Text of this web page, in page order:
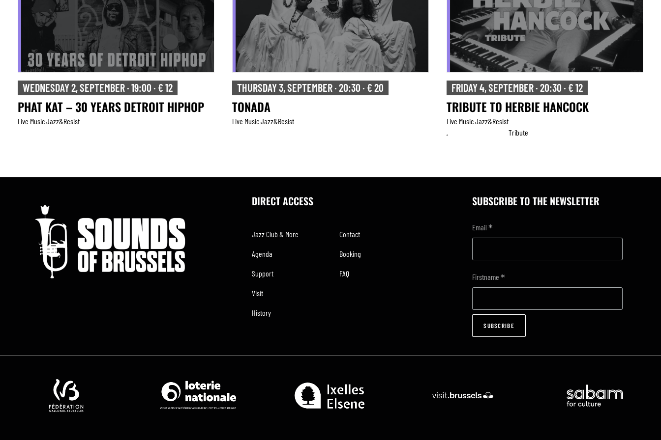
WEDNESDAY 2, SEPTEMBER · 19:00 · € 12
PHAT KAT – 30 YEARS DETROIT HIPHOP
Live Music Jazz&resist
THURSDAY 3, SEPTEMBER · 20:30 · € 20
TONADA
Live Music Jazz&resist
FRIDAY 4, SEPTEMBER · 20:30 · € 12
TRIBUTE TO HERBIE HANCOCK
Live Music Jazz&resist
Tribute
DIRECT ACCESS
Jazz Club & More
Agenda
Support
Visit
History
Contact
Booking
FAQ
SUBSCRIBE TO THE NEWSLETTER
Email*
Firstname*